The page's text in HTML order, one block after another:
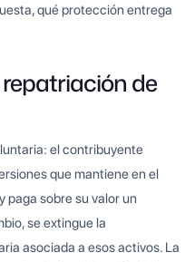
qué protección entrega
de
el contribuyente
que mantiene en el
paga sobre su valor un
se extingue la
asociada a esos activos. La